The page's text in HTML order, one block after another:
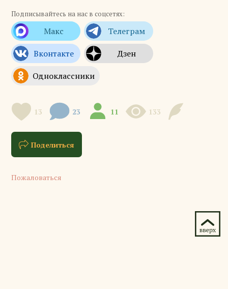
Подписывайтесь на нас в соцсетях:
13 23 11 133
Поделиться
Пожаловаться